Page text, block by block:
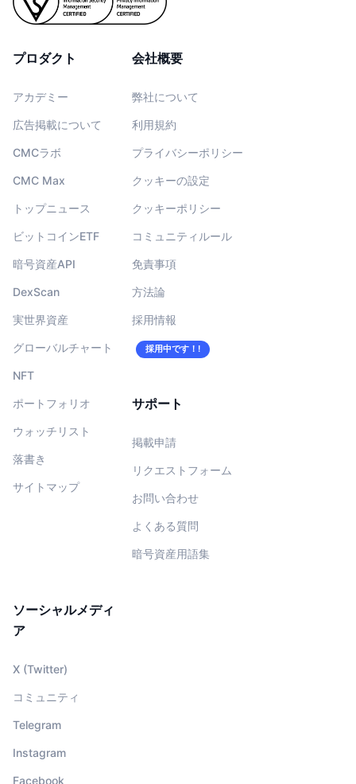
プロダクト
アカデミー
広告掲載について
CMCラボ
CMC Max
トップニュース
ビットコインETF
暗号資産API
DexScan
実世界資産
グローバルチャート
NFT
ポートフォリオ
ウォッチリスト
落書き
サイトマップ
会社概要
弊社について
利用規約
プライバシーポリシー
クッキーの設定
クッキーポリシー
コミュニティルール
免責事項
方法論
採用情報
採用中です！!
サポート
掲載申請
リクエストフォーム
お問い合わせ
よくある質問
暗号資産用語集
ソーシャルメディ
ア
X (Twitter)
コミュニティ
Telegram
Instagram
Facebook